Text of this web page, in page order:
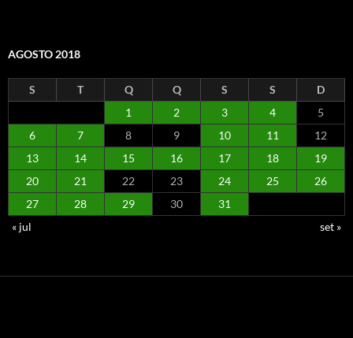
AGOSTO 2018
S T Q Q S S
D
1
2 3 4
5
6
7 8 9 10 11
12
13
14 15 16 17 18
19
20
21 22 23 24 25
26
27
28 29 30
31
« jul
set »